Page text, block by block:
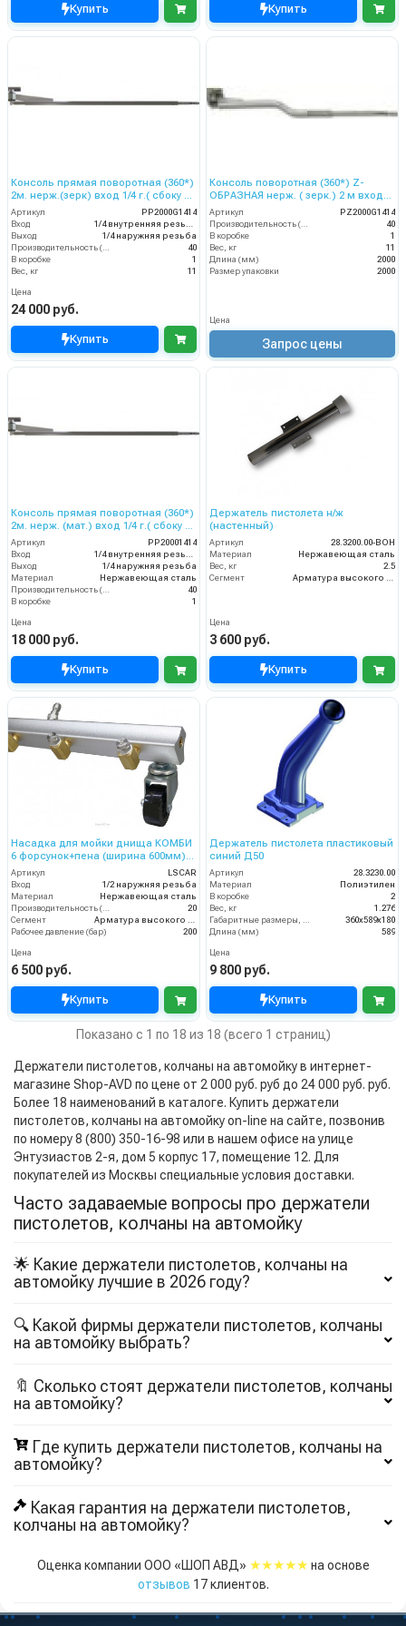
Купить Купить
Консоль прямая поворотная (360*)
2м. нерж.(зерк) вход 1/4 г.( сбоку и
сверху) выход ш.
Артикул
PP2000G1414
Вход
Выход
1/4 наружняя резьба
40
В коробке
1
Вес, кг
11
Цена
24 000 руб.
Купить
Консоль поворотная (360*) Z-
ОБРАЗНАЯ нерж. ( зерк.) 2 м вход
1/4 г.( сбоку и сверху) выход ш.
Артикул
PZ2000G1414
40
В коробке
1
Вес, кг
11
Длина (мм)
2000
Размер упаковки
2000
Цена
Запрос цены
Консоль прямая поворотная (360*)
2м. нерж. (мат.) вход 1/4 г.( сбоку и
сверху) выход ш.
Артикул
PP20001414
Вход
1/4 внутренняя резьба
Выход
1/4 наружняя резьба
Материал
Нержавеющая сталь
Производительность (л/мин)
40
В коробке
1
Цена
18 000 руб.
Купить
Держатель пистолета н/ж
(настенный)
Артикул
28.3200.00-ВОН
Материал
Нержавеющая сталь
Вес, кг
2.5
Сегмент
Арматура высокого давления
Цена
3 600 руб.
Купить
Насадка для мойки днища КОМБИ
6 форсунок+пена (ширина 600мм)
вход 1/4 ш. смыв , пены
Артикул
LSCAR
Вход
1/2 наружняя резьба
Материал
Нержавеющая сталь
Производительность (л/мин)
20
Сегмент
Арматура высокого давления
Рабочее давление (бар)
200
Цена
6 500 руб.
Купить
Держатель пистолета пластиковый
синий Д50
Артикул
28.3230.00
Материал
Полиэтилен
В коробке
2
Вес, кг
1.276
Габаритные размеры, мм
360x589x180
Длина (мм)
589
Цена
9 800 руб.
Купить
Показано с 1 по 18 из 18 (всего 1 страниц)
Держатели пистолетов, колчаны на автомойку в интернет-
магазине Shop-AVD по цене от 2 000 руб. руб до 24 000 руб. руб.
Более 18 наименований в каталоге. Купить держатели
пистолетов, колчаны на автомойку on-line на сайте, позвонив
по номеру 8 (800) 350-16-98 или в нашем офисе на улице
Энтузиастов 2-я, дом 5 корпус 17, помещение 12. Для
покупателей из Москвы специальные условия доставки.
Часто задаваемые вопросы про держатели
пистолетов, колчаны на автомойку
🌟 Какие держатели пистолетов, колчаны на
автомойку лучшие в 2026 году?
🔍 Какой фирмы держатели пистолетов, колчаны
на автомойку выбрать?
🔖 Сколько стоят держатели пистолетов, колчаны
на автомойку?
Где купить держатели пистолетов, колчаны на
автомойку?
Какая гарантия на держатели пистолетов,
колчаны на автомойку?
Оценка компании ООО «ШОП АВД» ★★★★★ на основе
отзывов 17клиентов.